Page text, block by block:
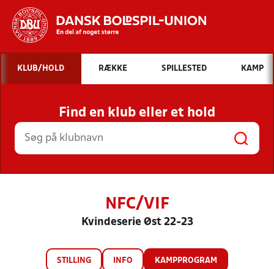
Hvad vil du søge efter?
INDHOLD OG NYHEDER
STILLINGER, RESULTATER, KLUBBER OG
HOLD
KLUB/HOLD RÆKKE SPILLESTED KAMP
Find en klub eller et hold
NFC/VIF
Kvindeserie Øst 22-23
STILLING INFO KAMPPROGRAM